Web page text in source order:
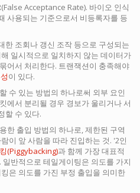
Acceptance Rate). 바이오 인식
사용되는 기준으로서 비등록자를 등
한 조회나 갱신 조작 등으로 구성되는
일시적으로 일치하지 않는 데이터가
어서 처리한다. 트랜잭션이 충족해야
이 있다.
수 있는 방법의 하나로써 외부 요인
에서 분리될 경우 경보가 울리거나 서
할 수 있다.
한 출입 방법의 하나로, 제한된 구역
이 앞 사람을 따라 진입하는 것. '2인
(Piggybacking)과 함께 가장 대표적
반적으로 테일게이팅은 의도를 가지
은 의도를 가진 부정 출입을 의미한